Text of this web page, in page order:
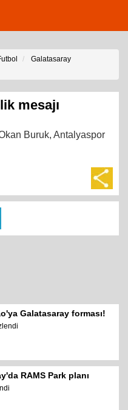
Galatasaray
mesajı
Buruk, Antalyaspor
Galatasaray forması!
RAMS Park planı